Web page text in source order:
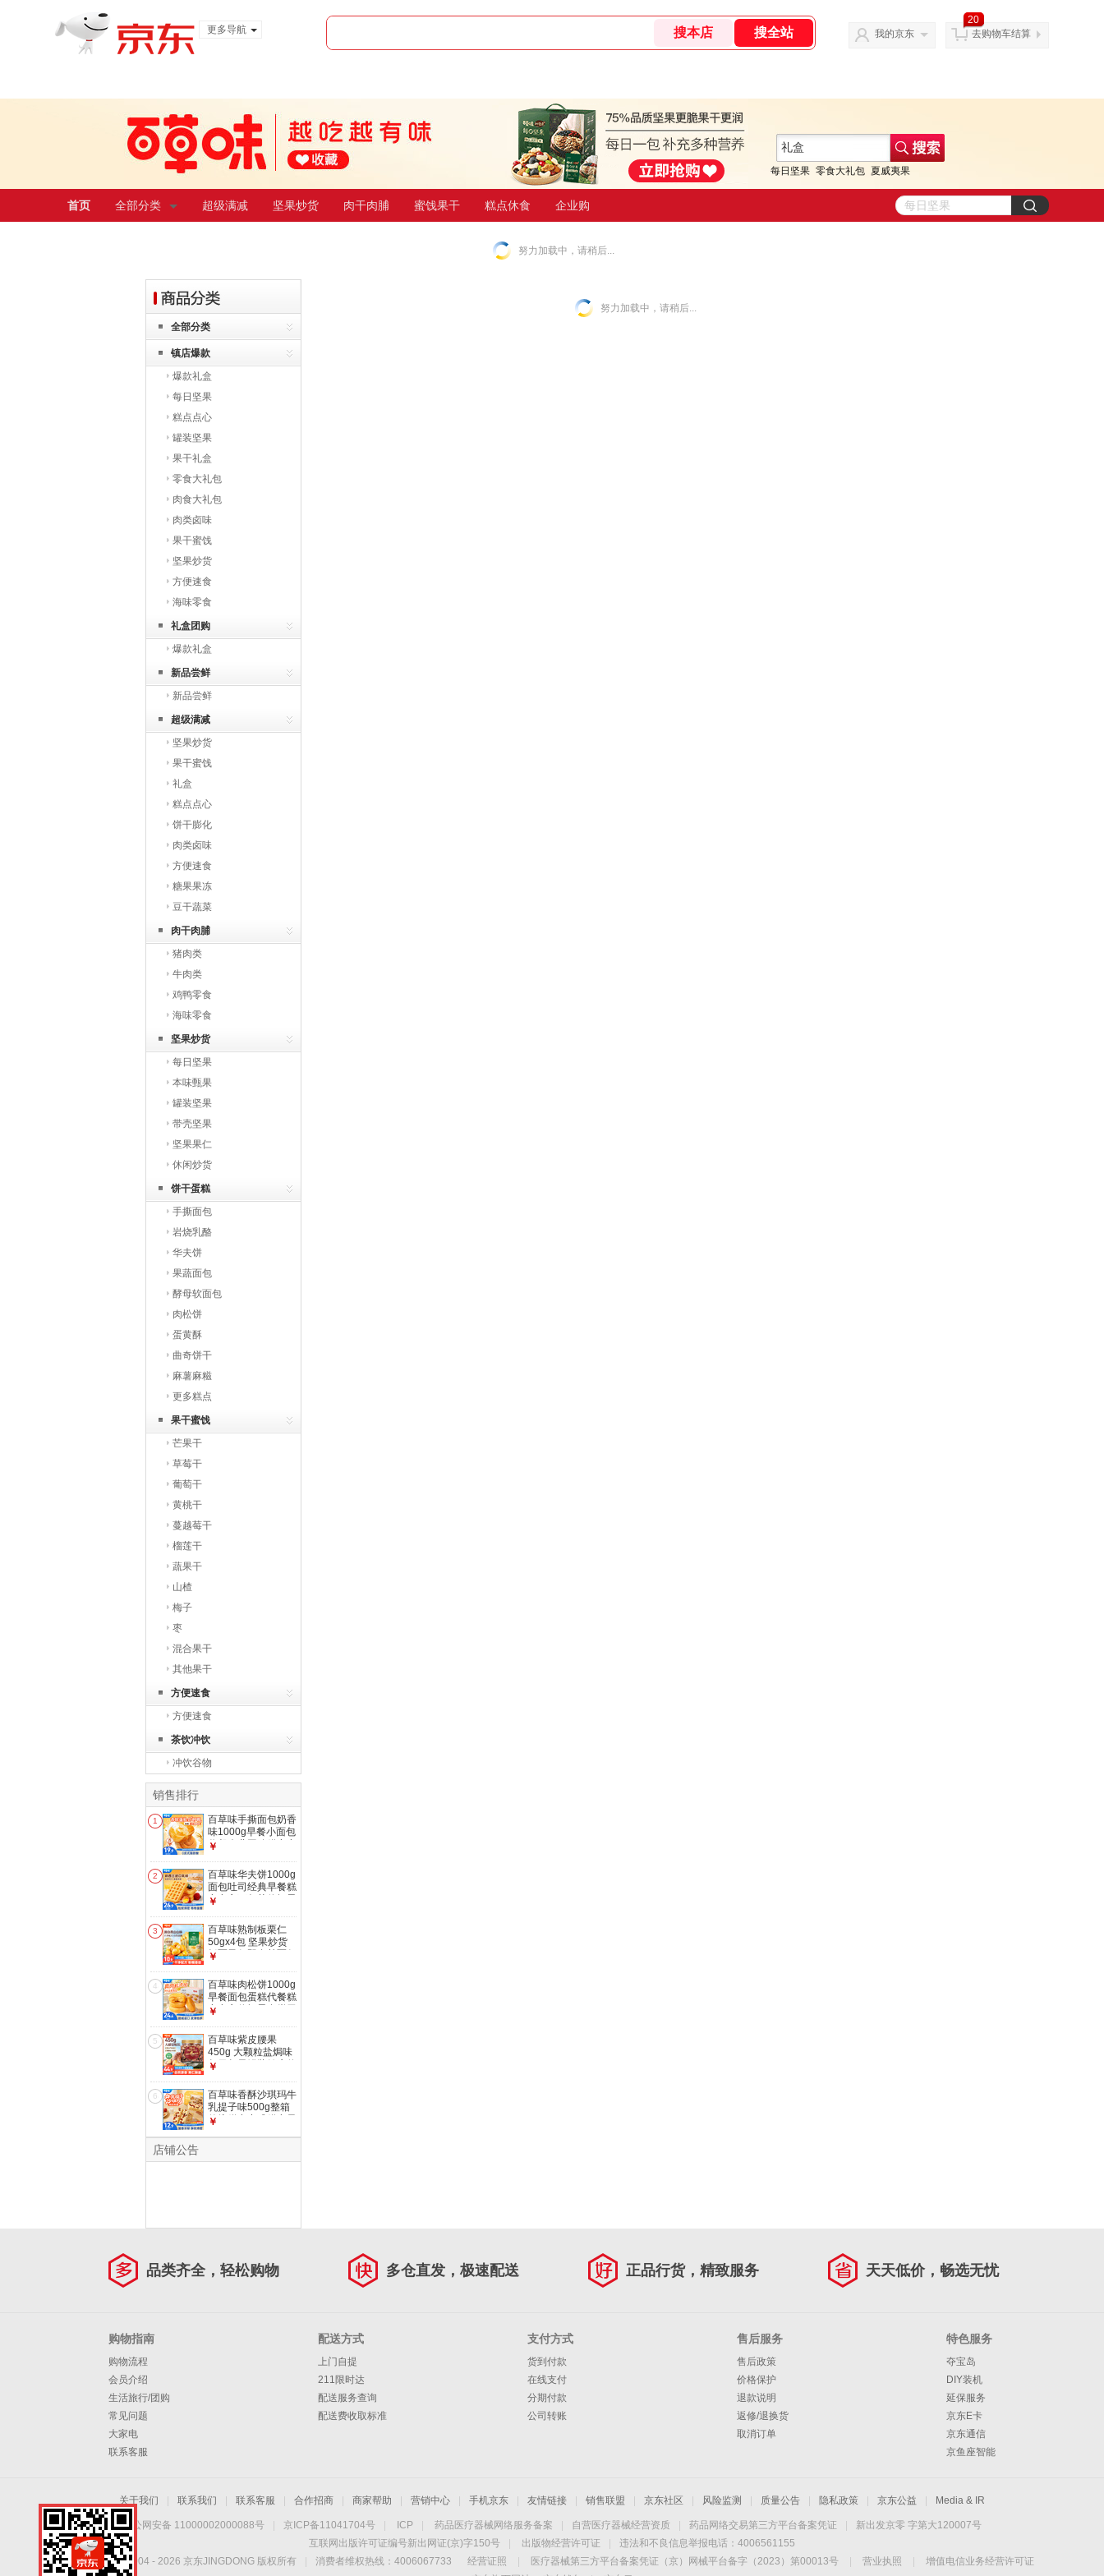
更多导航
我的京东
20
去购物车结算
每日坚果 零食大礼包 夏威夷果
首页 全部分类 超级满减 坚果炒货 肉干肉脯 蜜饯果干 糕点休食 企业购
努力加载中，请稍后...
全部分类
镇店爆款
爆款礼盒
每日坚果
糕点点心
罐装坚果
果干礼盒
零食大礼包
肉食大礼包
肉类卤味
果干蜜饯
坚果炒货
方便速食
海味零食
礼盒团购
爆款礼盒
新品尝鲜
新品尝鲜
超级满减
坚果炒货
果干蜜饯
礼盒
糕点点心
饼干膨化
肉类卤味
方便速食
糖果果冻
豆干蔬菜
肉干肉脯
猪肉类
牛肉类
鸡鸭零食
海味零食
坚果炒货
每日坚果
本味甄果
罐装坚果
带壳坚果
坚果果仁
休闲炒货
饼干蛋糕
手撕面包
岩烧乳酪
华夫饼
果蔬面包
酵母软面包
肉松饼
蛋黄酥
曲奇饼干
麻薯麻糍
更多糕点
果干蜜饯
芒果干
草莓干
葡萄干
黄桃干
蔓越莓干
榴莲干
蔬果干
山楂
梅子
枣
混合果干
其他果干
方便速食
方便速食
茶饮冲饮
冲饮谷物
销售排行
1
百草味手撕面包奶香
味1000g早餐小面包
代餐企业团购糕点点
￥
2
百草味华夫饼1000g
面包吐司经典早餐糕
点点心下午茶休闲零
￥
3
百草味熟制板栗仁
50gx4包 坚果炒货
板栗子仁即食甘栗仁
￥
4
百草味肉松饼1000g
早餐面包蛋糕代餐糕
点点心休闲零食饼干
￥
5
百草味紫皮腰果
450g 大颗粒盐焗味
每日坚果罐装健康休
￥
6
百草味香酥沙琪玛牛
乳提子味500g整箱
传统糕点中式糕点早
￥
店铺公告
努力加载中，请稍后...
品类齐全，轻松购物 多仓直发，极速配送 正品行货，精致服务 天天低价，畅选无忧
购物指南
购物流程
会员介绍
生活旅行/团购
常见问题
大家电
联系客服
配送方式
上门自提
211限时达
配送服务查询
配送费收取标准
支付方式
货到付款
在线支付
分期付款
公司转账
售后服务
售后政策
价格保护
退款说明
返修/退换货
取消订单
特色服务
夺宝岛
DIY装机
延保服务
京东E卡
京东通信
京鱼座智能
关于我们 联系我们 联系客服 合作招商 商家帮助 营销中心 手机京东 友情链接 销售联盟 京东社区 风险监测 质量公告 隐私政策 京东公益 Media & IR
京公网安备 11000002000088号 京ICP备11041704号 ICP 药品医疗器械网络服务备案 自营医疗器械经营资质 药品网络交易第三方平台备案凭证
新出发京零 字第大120007号
互联网出版许可证编号新出网证(京)字150号
出版物经营许可证
违法和不良信息举报电话：4006561155
Copyright © 2004 - 2026 京东JINGDONG 版权所有 消费者维权热线：4006067733 经营证照 医疗器械第三方平台备案凭证（京）网械平台备字（2023）第00013号 营业执照
增值电信业务经营许可证